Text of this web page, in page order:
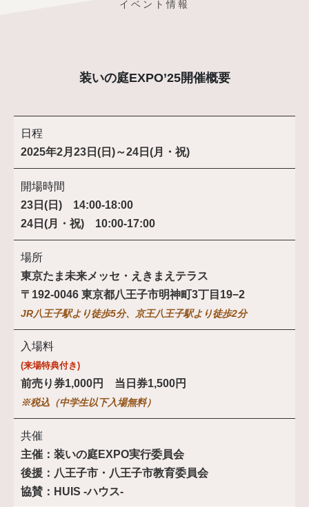
イベント情報
装いの庭EXPO’25開催概要
日程
2025年2月23日(日)～24日(月・祝)
開場時間
23日(日) 14:00-18:00
24日(月・祝) 10:00-17:00
場所
東京たま未来メッセ・えきまえテラス
〒192-0046 東京都八王子市明神町3丁目19−2
JR八王子駅より徒歩5分、京王八王子駅より徒歩2分
入場料
(来場特典付き)
前売り券1,000円 当日券1,500円
※税込（中学生以下入場無料）
共催
主催：装いの庭EXPO実行委員会
後援：八王子市・八王子市教育委員会
協賛：HUIS -ハウス-